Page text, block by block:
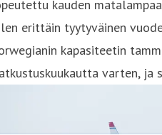
kauden
erittäin tyytyväinen
kapasiteetin
varten, ja